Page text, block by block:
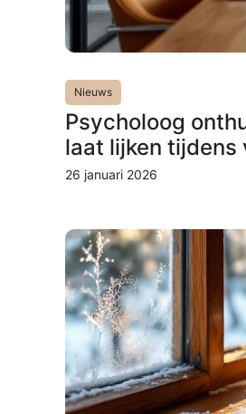
Nieuws
Psycholoog
laat lijken tijdens
26 januari 2026